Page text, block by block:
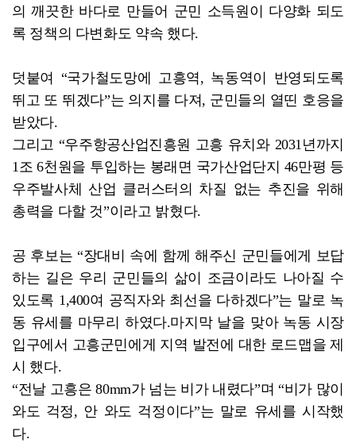
의 깨끗한 바다로 만들어 군민 소득원이 다양화 되도
록 정책의 다변화도 약속 했다.
덧붙여 “국가철도망에 고흥역, 녹동역이 반영되도록
뛰고 또 뛰겠다”는 의지를 다져, 군민들의 열띤 호응을
받았다.
그리고 “우주항공산업진흥원 고흥 유치와 2031년까지
1조 6천원을 투입하는 봉래면 국가산업단지 46만평 등
우주발사체 산업 클러스터의 차질 없는 추진을 위해
총력을 다할 것”이라고 밝혔다.
공 후보는 “장대비 속에 함께 해주신 군민들에게 보답
하는 길은 우리 군민들의 삶이 조금이라도 나아질 수
있도록 1,400여 공직자와 최선을 다하겠다”는 말로 녹
동 유세를 마무리 하였다.마지막 날을 맞아 녹동 시장
입구에서 고흥군민에게 지역 발전에 대한 로드맵을 제
시 했다.
“전날 고흥은 80mm가 넘는 비가 내렸다”며 “비가 많이
와도 걱정, 안 와도 걱정이다”는 말로 유세를 시작했
다.